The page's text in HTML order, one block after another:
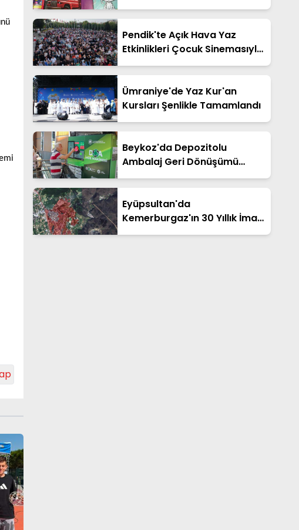
Pendik'te Açık Hava Yaz
Etkinlikleri Çocuk Sinemasıyla
Başladı
Ümraniye'de Yaz Kur'an
Kursları Şenlikle Tamamlandı
Beykoz'da Depozitolu
Ambalaj Geri Dönüşümü
Yaygınlaşıyor
Eyüpsultan'da
Kemerburgaz'ın 30 Yıllık İmar
Sorununda Yeni Aşama